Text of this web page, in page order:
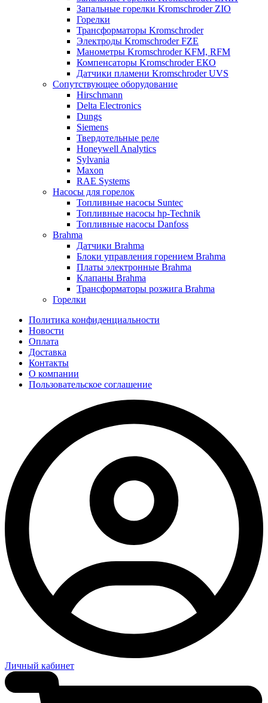
Запальные горелки Kromschroder ZIO
Горелки
Трансформаторы Kromschroder
Электроды Kromschroder FZE
Манометры Kromschroder KFM, RFM
Компенсаторы Kromschroder ЕКО
Датчики пламени Kromschroder UVS
Сопутствующее оборудование
Hirschmann
Delta Electronics
Dungs
Siemens
Твердотельные реле
Honeywell Analytics
Sylvania
Maxon
RAE Systems
Насосы для горелок
Топливные насосы Suntec
Топливные насосы hp-Technik
Топливные насосы Danfoss
Brahma
Датчики Brahma
Блоки управления горением Brahma
Платы электронные Brahma
Клапаны Brahma
Трансформаторы розжига Brahma
Горелки
Политика конфиденциальности
Новости
Оплата
Доставка
Контакты
О компании
Пользовательское соглашение
Личный кабинет